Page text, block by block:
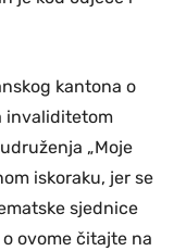
kantona o
invaliditetom
„Moje
iskoraku, jer se
sjednice
ovome čitajte na